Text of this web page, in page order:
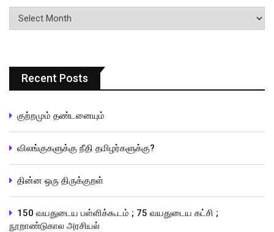
பதிவுகளின்
வரிசை
Recent Posts
குற்றமும் தண்டனையும்
விலங்குகளுக்கு நீதி தமிழர்களுக்கு?
தின்ன ஒரு திருக்குறள்
150 வயதுடைய பள்ளிக்கூடம் ; 75 வயதுடைய கட்சி ;
நூறாண்டுகால அரசியல்